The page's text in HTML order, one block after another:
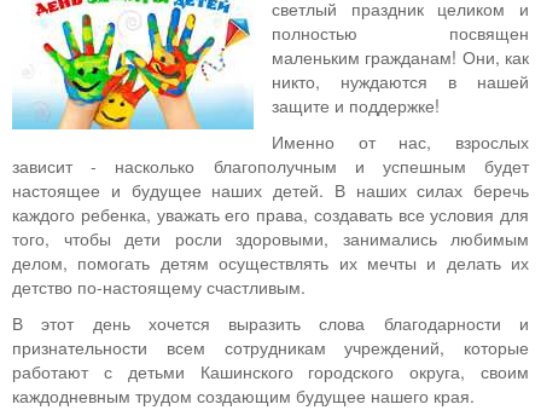
светлый праздник целиком и
полностью посвящен
маленьким гражданам! Они, как
никто, нуждаются в нашей
защите и поддержке!
Именно от нас, взрослых
зависит - насколько благополучным и успешным будет
настоящее и будущее наших детей. В наших силах беречь
каждого ребенка, уважать его права, создавать все условия для
того, чтобы дети росли здоровыми, занимались любимым
делом, помогать детям осуществлять их мечты и делать их
детство по-настоящему счастливым.
В этот день хочется выразить слова благодарности и
признательности всем сотрудникам учреждений, которые
работают с детьми Кашинского городского округа, своим
каждодневным трудом создающим будущее нашего края.